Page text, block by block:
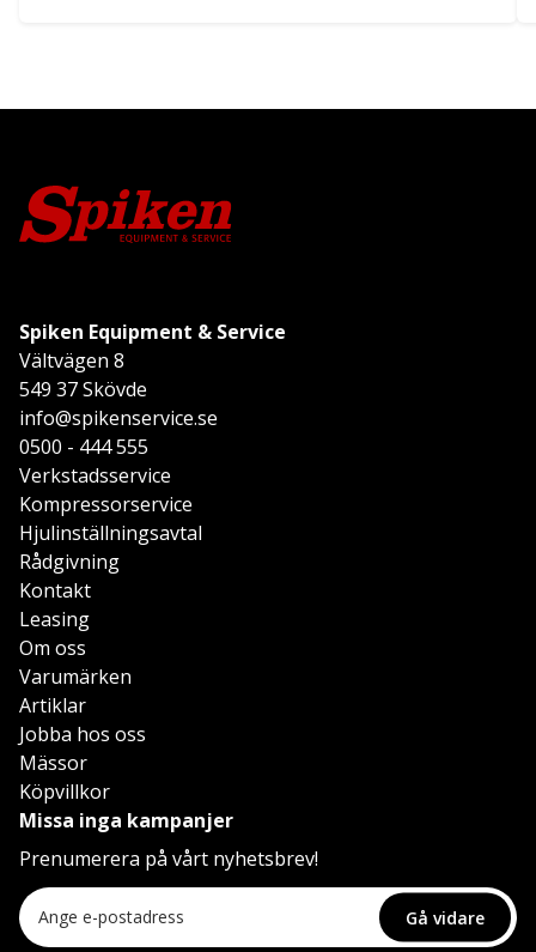
Spiken Equipment & Service
Vältvägen 8
549 37 Skövde
info@spikenservice.se
0500 - 444 555
Verkstadsservice
Kompressorservice
Hjulinställningsavtal
Rådgivning
Kontakt
Leasing
Om oss
Varumärken
Artiklar
Jobba hos oss
Mässor
Köpvillkor
Missa inga kampanjer
Prenumerera på vårt nyhetsbrev!
Gå vidare